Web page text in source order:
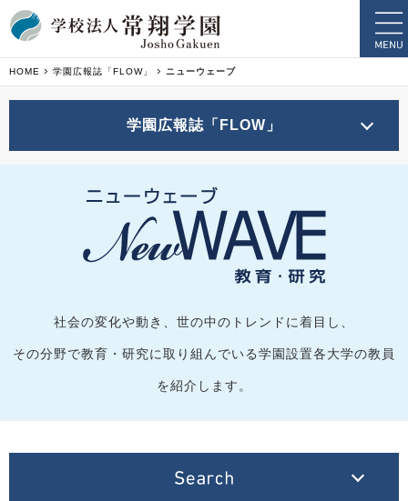
HOME 学園広報誌「FLOW」 ニューウェーブ
学園広報誌「FLOW」
社会の変化や動き、世の中のトレンドに着目し、
その分野で教育・研究に取り組んでいる学園設置各大学の教員
を紹介します。